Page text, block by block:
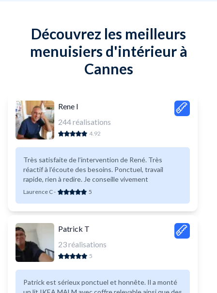
Découvrez les meilleurs
menuisiers d'intérieur à
Cannes
Rene I
244réalisations
4.92
Très satisfaite de l’intervention de René. Très
réactif à l’écoute des besoins. Ponctuel, travail
rapide, rien à redire. Je conseille vivement
Laurence C- 5
Patrick T
23réalisations
5
Patrick est sérieux ponctuel et honnête. Il a monté